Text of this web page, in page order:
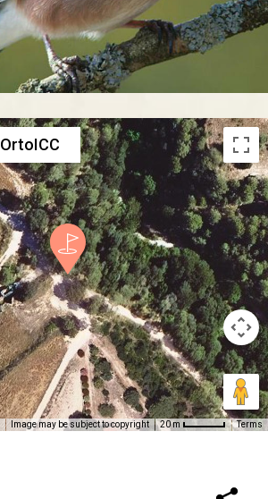
OrtoICC
Image may be subject to copyright 20 m Terms